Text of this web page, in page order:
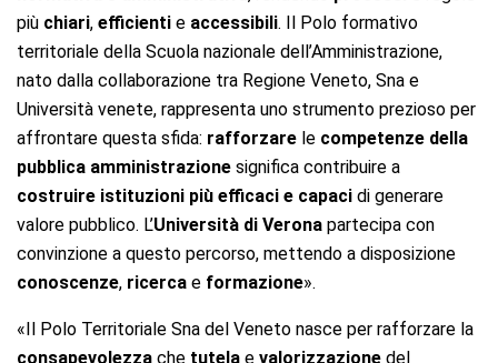
più chiari, efficienti e accessibili. Il Polo formativo
territoriale della Scuola nazionale dell’Amministrazione,
nato dalla collaborazione tra Regione Veneto, Sna e
Università venete, rappresenta uno strumento prezioso per
affrontare questa sfida: rafforzare le competenze della
pubblica amministrazione significa contribuire a
costruire istituzioni più efficaci e capaci di generare
valore pubblico. L’Università di Verona partecipa con
convinzione a questo percorso, mettendo a disposizione
conoscenze, ricerca e formazione».
«Il Polo Territoriale Sna del Veneto nasce per rafforzare la
consapevolezza che tutela e valorizzazione del